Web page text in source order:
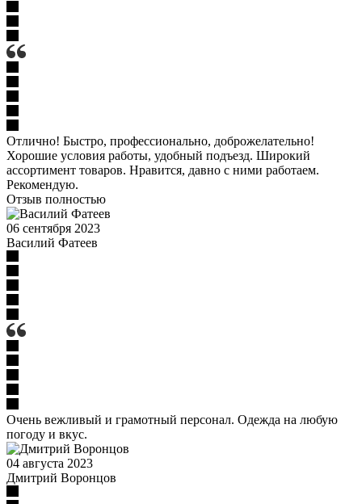
Отлично! Быстро, профессионально, доброжелательно!
Хорошие условия работы, удобный подъезд. Широкий
ассортимент товаров. Нравится, давно с ними работаем.
Рекомендую.
Отзыв полностью
06 сентября 2023
Василий Фатеев
Очень вежливый и грамотный персонал. Одежда на любую
погоду и вкус.
04 августа 2023
Дмитрий Воронцов